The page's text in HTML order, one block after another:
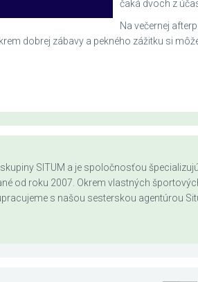
čaká dvoch z
Na večernej
dobrej zábavy a pekného zážitku si
SITUM a je spoločnosťou
od roku 2007. Okrem vlastných
s našou sesterskou agentúrou